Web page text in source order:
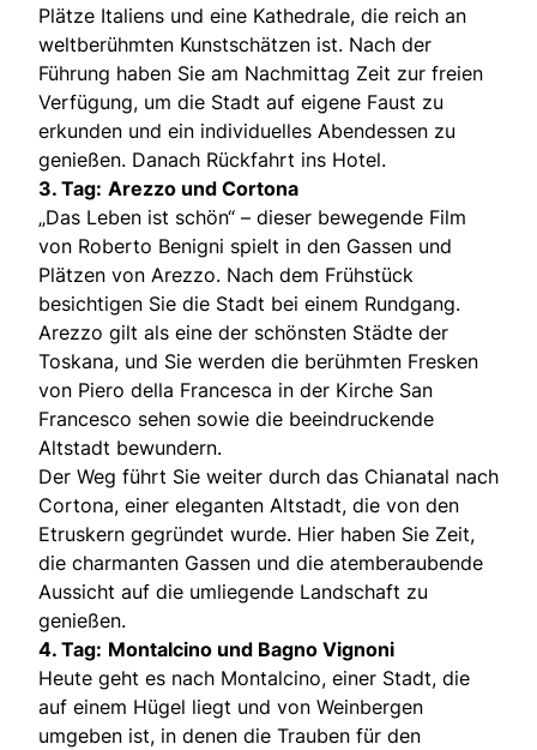
Plätze Italiens und eine Kathedrale, die reich an
weltberühmten Kunstschätzen ist. Nach der
Führung haben Sie am Nachmittag Zeit zur freien
Verfügung, um die Stadt auf eigene Faust zu
erkunden und ein individuelles Abendessen zu
genießen. Danach Rückfahrt ins Hotel.
3. Tag: Arezzo und Cortona
„Das Leben ist schön“ – dieser bewegende Film
von Roberto Benigni spielt in den Gassen und
Plätzen von Arezzo. Nach dem Frühstück
besichtigen Sie die Stadt bei einem Rundgang.
Arezzo gilt als eine der schönsten Städte der
Toskana, und Sie werden die berühmten Fresken
von Piero della Francesca in der Kirche San
Francesco sehen sowie die beeindruckende
Altstadt bewundern.
Der Weg führt Sie weiter durch das Chianatal nach
Cortona, einer eleganten Altstadt, die von den
Etruskern gegründet wurde. Hier haben Sie Zeit,
die charmanten Gassen und die atemberaubende
Aussicht auf die umliegende Landschaft zu
genießen.
4. Tag: Montalcino und Bagno Vignoni
Heute geht es nach Montalcino, einer Stadt, die
auf einem Hügel liegt und von Weinbergen
umgeben ist, in denen die Trauben für den